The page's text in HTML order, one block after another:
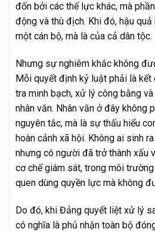
đốn bởi các thế lực khác, mà
động và thù địch. Khi đó, hậu
một cán bộ, mà là của cả dân tộc.
Nhưng sự nghiêm khắc không
Mỗi quyết định kỷ luật phải là kết
tra minh bạch, xử lý công bằng
nhân văn. Nhân văn ở đây không
nguyên tắc, mà là sự thấu hiểu
hoàn cảnh xã hội. Không ai sinh
nhưng có người đã trở thành xấu
cơ chế giám sát, trong môi
quen dùng quyền lực mà không
Do đó, khi Đảng quyết liệt xử lý
có nghĩa là phủ nhận toàn bộ